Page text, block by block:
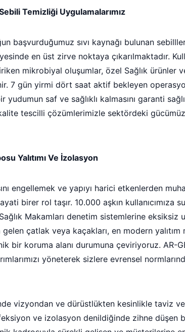
Temizliği Uygulamalarımız
başvurduğumuz sıvı kaynağı bulunan
en üst zirve noktaya çıkarılmaktadır.
mikrobiyal oluşumlar, özel Sağlık ürünler
7 gün yirmi dört saat aktif bekleyen
yudumun saf ve sağlıklı kalmasını garanti
tescilli çözümlerimizle sektördeki
Yalıtımı Ve İzolasyon
engellemek ve yapıyı harici etkenlerden
birer rol taşır. 10.000 aşkın kullanıcımıza
Makamları denetim sistemlerine eksiksiz
çatlak veya kaçakları, en modern yalıtım
bir koruma alanı durumuna çeviriyoruz. AR-
yöneterek sizlere evrensel
vizyondan ve dürüstlükten kesinlikle taviz
ve izolasyon denildiğinde zihne düşen